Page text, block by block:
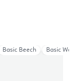
Basic Beech Basic